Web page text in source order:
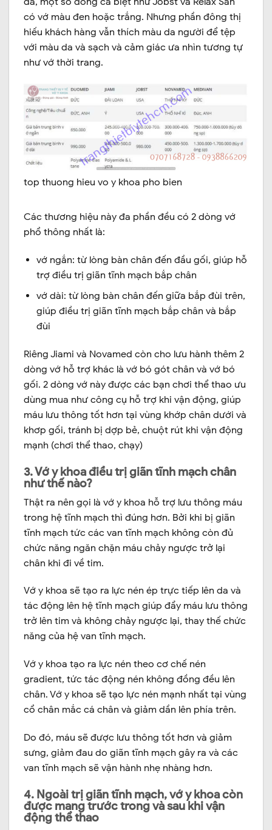
có vớ màu đen hoặc trắng. Nhưng phần đông thị
hiếu khách hàng vẫn thích màu da người để tệp
với màu da và sạch và cảm giác ưa nhìn tương tự
như vớ thời trang.
top thuong hieu vo y khoa pho bien
Các thương hiệu này đa phần đều có 2 dòng vớ
phổ thông nhất là:
vớ ngắn: từ lòng bàn chân đến đầu gối, giúp hỗ
trợ điều trị giãn tĩnh mạch bắp chân
vớ dài: từ lòng bàn chân đến giữa bắp đùi trên,
giúp điều trị giãn tĩnh mạch bắp chân và bắp
đùi
Riêng Jiami và Novamed còn cho lưu hành thêm 2
dòng vớ hỗ trợ khác là vớ bó gót chân và vớ bó
gối. 2 dòng vớ này được các bạn chơi thể thao ưu
dùng mua như công cụ hỗ trợ khi vận động, giúp
máu lưu thông tốt hơn tại vùng khớp chân dưới và
khơp gối, tránh bị dợp bẻ, chuột rút khi vận động
mạnh (chơi thể thao, chạy)
3. Vớ y khoa điều trị giãn tĩnh mạch chân
như thế nào?
Thật ra nên gọi là vớ y khoa hỗ trợ lưu thông máu
trong hệ tĩnh mạch thì đúng hơn. Bởi khi bị giãn
tĩnh mạch tức các van tĩnh mạch không còn đủ
chức năng ngăn chặn máu chảy ngược trở lại
chân khi đi về tim.
Vớ y khoa sẽ tạo ra lực nén ép trực tiếp lên da và
tác động lên hệ tĩnh mạch giúp đẩy máu lưu thông
trở lên tim và không chảy ngược lại, thay thế chức
năng của hệ van tĩnh mạch.
Vớ y khoa tạo ra lực nén theo cơ chế nén
gradient, tức tác động nén không đồng đều lên
chân. Vớ y khoa sẽ tạo lực nén mạnh nhất tại vùng
cổ chân mắc cá chân và giảm dần lên phía trên.
Do đó, máu sẽ được lưu thông tốt hơn và giảm
sưng, giảm đau do giãn tĩnh mạch gây ra và các
van tĩnh mạch sẽ vận hành nhẹ nhàng hơn.
4. Ngoài trị giãn tĩnh mạch, vớ y khoa còn
được mang trước trong và sau khi vận
động thể thao